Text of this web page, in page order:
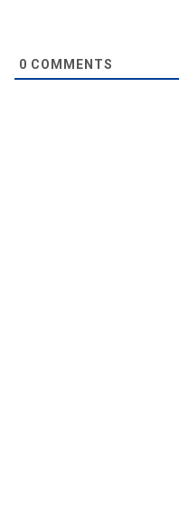
0 COMMENTS